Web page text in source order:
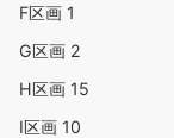
F区画 1
G区画 2
H区画 15
I区画 10